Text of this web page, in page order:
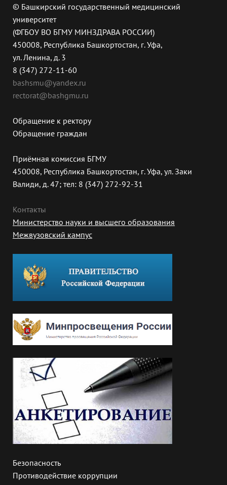
© Башкирский государственный медицинский
университет
(ФГБОУ ВО БГМУ МИНЗДРАВА РОССИИ)
450008, Республика Башкортостан, г. Уфа,
ул. Ленина, д. 3
8 (347) 272-11-60
bashsmu@yandex.ru
rectorat@bashgmu.ru
Обращение к ректору
Обращение граждан
Приёмная комиссия БГМУ
450008, Республика Башкортостан, г. Уфа, ул. Заки
Валиди, д. 47; тел: 8 (347) 272-92-31
Контакты
Министерство науки и высшего образования
Межвузовский кампус
Безопасность
Противодействие коррупции